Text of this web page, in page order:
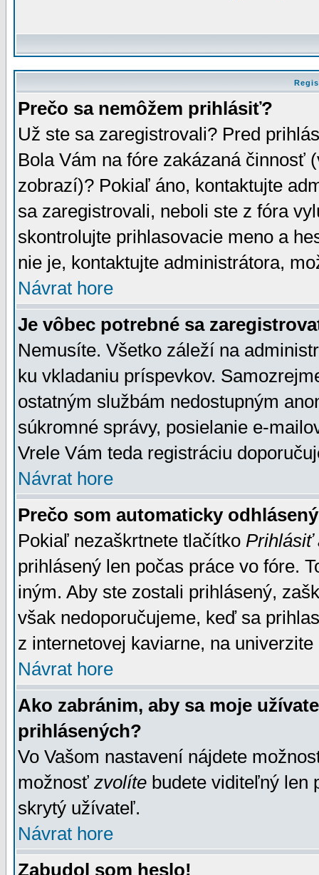
Prečo sa nemôžem prihlásiť?
Už ste sa zaregistrovali? Pred
Bola Vám na fóre zakázaná činnosť
zobrazí)? Pokiaľ áno, kontaktujte
sa zaregistrovali, neboli ste z fóra
skontrolujte prihlasovacie meno a
nie je, kontaktujte administrátora,
Návrat hore
Je vôbec potrebné sa
Nemusíte. Všetko záleží na
ku vkladaniu príspevkov.
ostatným službám nedostupným
súkromné správy, posielanie e-
Vrele Vám teda registráciu
Návrat hore
Prečo som automaticky
Pokiaľ nezaškrtnete tlačítko Prihlásiť
prihlásený len počas práce vo fóre.
iným. Aby ste zostali prihlásený,
však nedoporučujeme, keď sa
z internetovej kaviarne, na univerzite
Návrat hore
Ako zabránim, aby sa moje
prihlásených?
Vo Vašom nastavení nájdete
možnosť zvolíte budete viditeľný len
skrytý užívateľ.
Návrat hore
Zabudol som heslo!